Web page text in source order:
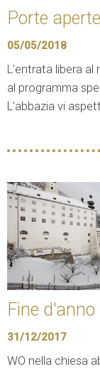
Porte
05/05/2018
L'entrata libera al
al programma
L'abbazia vi
Fine
31/12/2017
WO nella chiesa